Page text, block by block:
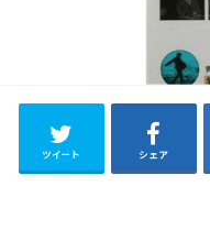
ツイート シェア